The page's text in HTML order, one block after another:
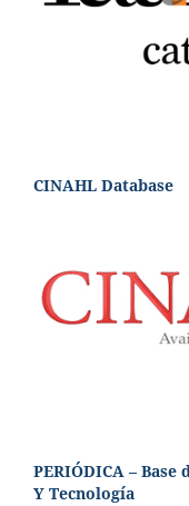
CINAHL Database
PERIÓDICA –
Y Tecnología